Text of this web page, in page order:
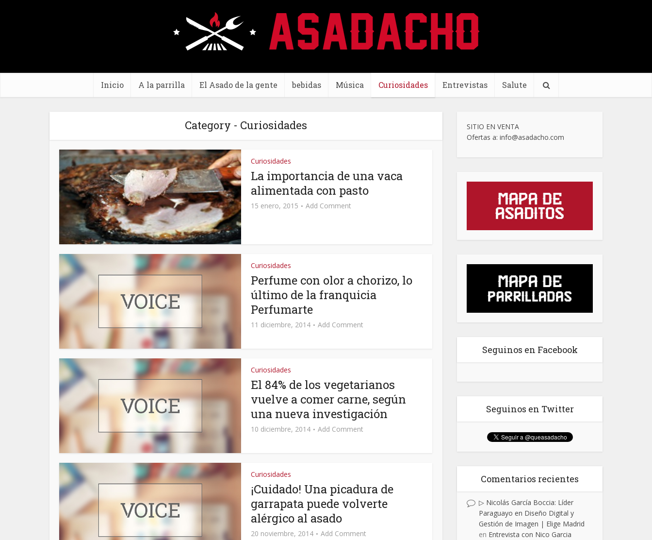
Inicio A la parrilla El Asado de la gente bebidas Música Curiosidades Entrevistas Salute
Category - Curiosidades
Curiosidades
La importancia de una vaca
alimentada con pasto
15 enero, 2015 Add Comment
Curiosidades
Perfume con olor a chorizo, lo
último de la franquicia
Perfumarte
11 diciembre, 2014 Add Comment
Curiosidades
El 84% de los vegetarianos
vuelve a comer carne, según
una nueva investigación
10 diciembre, 2014 Add Comment
Curiosidades
¡Cuidado! Una picadura de
garrapata puede volverte
alérgico al asado
20 noviembre, 2014 Add Comment
SITIO EN VENTA
Ofertas a: info@asadacho.com
Seguinos en Facebook
Seguinos en Twitter
Comentarios recientes
▷ Nicolás García Boccia: Líder
Paraguayo en Diseño Digital y
Gestión de Imagen | Elige Madrid
en Entrevista con Nico Garcia